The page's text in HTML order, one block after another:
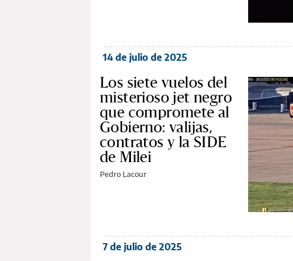
14 de julio de 2025
Los siete vuelos del
misterioso jet negro
que compromete al
Gobierno: valijas,
contratos y la SIDE
de Milei
Pedro Lacour
7 de julio de 2025